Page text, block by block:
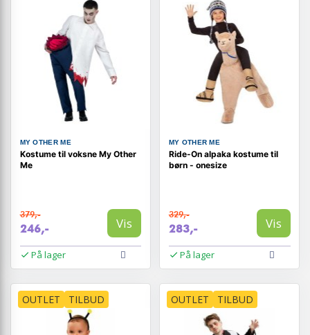
MY OTHER ME
Kostume til voksne My Other
Me
379,-
246,- Vis
På lager
MY OTHER ME
Ride-On alpaka kostume til
børn - onesize
329,-
283,- Vis
På lager
OUTLET TILBUD OUTLET TILBUD